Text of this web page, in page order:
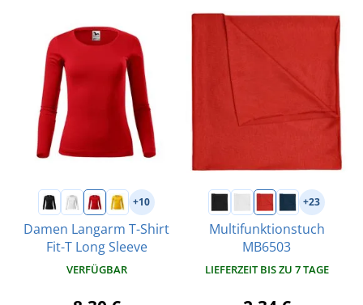
+10
Damen Langarm T-Shirt
Fit-T Long Sleeve
VERFÜGBAR
+23
Multifunktionstuch
MB6503
LIEFERZEIT BIS ZU 7 TAGE